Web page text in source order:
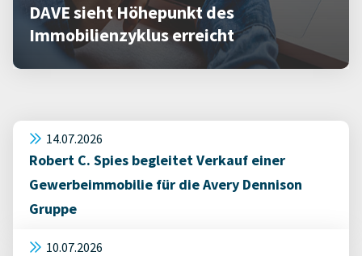
DAVE sieht Höhepunkt des
Immobilienzyklus erreicht
14.07.2026
Robert C. Spies begleitet Verkauf einer
Gewerbeimmobilie für die Avery Dennison
Gruppe
10.07.2026